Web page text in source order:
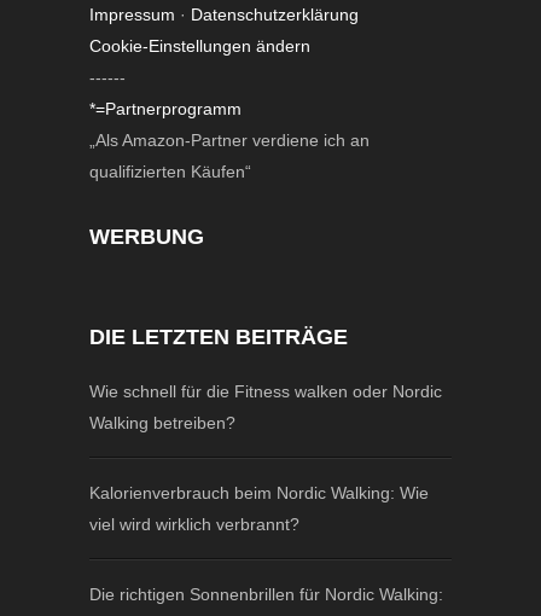
Impressum · Datenschutzerklärung
Cookie-Einstellungen ändern
------
*=Partnerprogramm
„Als Amazon-Partner verdiene ich an
qualifizierten Käufen“
WERBUNG
DIE LETZTEN BEITRÄGE
Wie schnell für die Fitness walken oder Nordic
Walking betreiben?
Kalorienverbrauch beim Nordic Walking: Wie
viel wird wirklich verbrannt?
Die richtigen Sonnenbrillen für Nordic Walking: